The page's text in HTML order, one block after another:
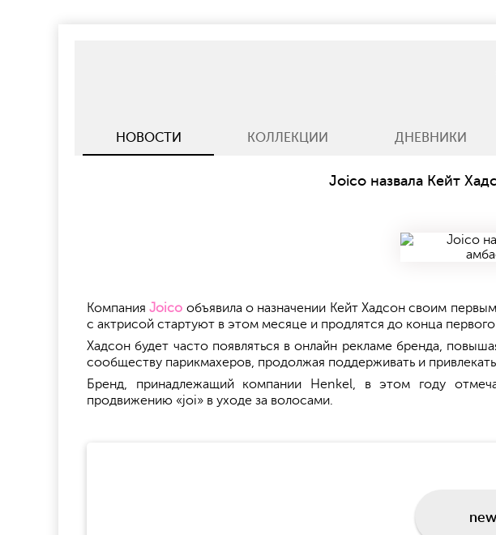
НОВОСТИ КОЛЛЕКЦИИ ДНЕВНИКИ
Joico назвала Кейт
КомпанияJoico объявила о назначении Кейт Хадсон своим
с актрисой стартуют в этом месяце и продлятся до конца первого
Хадсон будет часто появляться в онлайн рекламе бренда,
сообществу парикмахеров, продолжая поддерживать и
Бренд, принадлежащий компании Henkel, в этом году
продвижению «joi» в уходе за волосами.